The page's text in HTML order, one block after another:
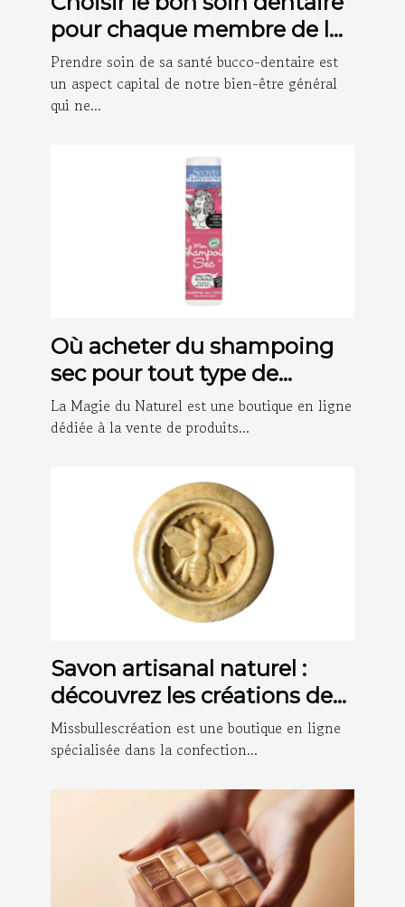
pour chaque membre de la
famille
Prendre soin de sa santé bucco-dentaire est
un aspect capital de notre bien-être général
qui ne...
Où acheter du shampoing
sec pour tout type de
cheveux ?
La Magie du Naturel est une boutique en ligne
dédiée à la vente de produits...
Savon artisanal naturel :
découvrez les créations de
Missbullescréation !
Missbullescréation est une boutique en ligne
spécialisée dans la confection...